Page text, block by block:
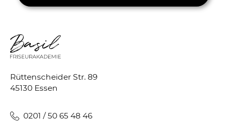
Rüttenscheider Str. 89
45130 Essen
0201 / 50 65 48 46